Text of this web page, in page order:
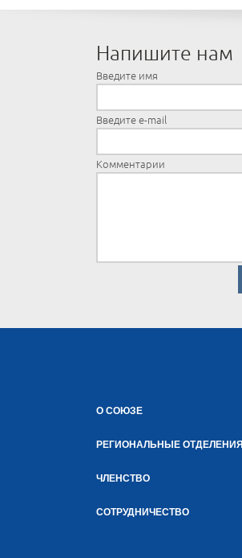
Напишите нам
Введите имя
Введите e-mail
Комментарии
О СОЮЗЕ
РЕГИОНАЛЬНЫЕ ОТДЕЛЕНИЯ
ЧЛЕНСТВО
СОТРУДНИЧЕСТВО